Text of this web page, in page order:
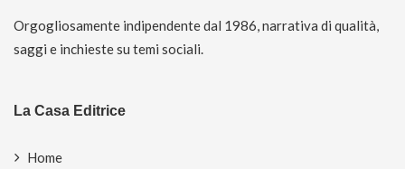
Orgogliosamente indipendente dal 1986, narrativa di qualità,
saggi e inchieste su temi sociali.
La Casa Editrice
Home